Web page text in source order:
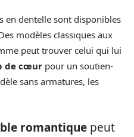
en dentelle sont disponibles
modèles classiques aux
peut trouver celui qui lui
de cœur pour un soutien-
sans armatures, les
romantique peut